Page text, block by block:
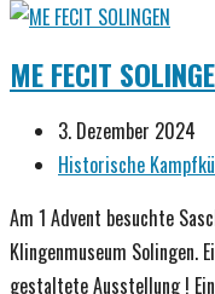
was
so
alles
war
…
ME FECIT
Beitrag
veröffentlicht:
3. Dezember 2024
Beitrags-
Historische
Am 1 Advent besuchte
Klingenmuseum Solingen.
gestaltete Ausstellung !